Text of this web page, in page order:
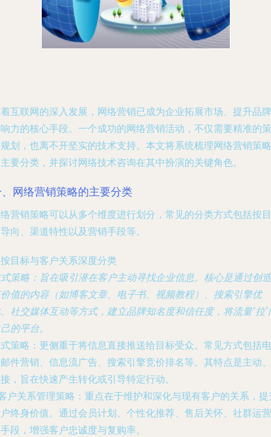
互联网的深入发展，网络营销已成为企业拓展市场、提升品牌
力的核心手段。一个成功的网络营销活动，不仅需要精准的策
划，也离不开坚实的技术支持。本文将系统梳理网络营销策略
要分类，并探讨网络技术咨询在其中扮演的关键角色。
网络营销策略的主要分类
营销策略可以从多个维度进行划分，常见的分类方式包括按目
向、渠道特性以及营销手段等。
目标与客户关系深度分类
策略 ：旨在吸引潜在客户主动寻找企业信息。核心是通过创造
值的内容（如博客文章、电子书、视频教程）、搜索引擎优
社交媒体互动等方式，建立品牌知名度和信任度，将流量“拉”
的平台。
策略 ：更侧重于将信息直接推送给目标受众。常见方式包括电
件营销、信息流广告、搜索引擎竞价排名等。其特点是主动、
，旨在快速产生转化或引导特定行动。
户关系管理策略 ：重点在于维护和深化与现有客户的关系，提
终身价值。通过会员计划、个性化推荐、售后关怀、社群运营
段，增强客户忠诚度与复购率。